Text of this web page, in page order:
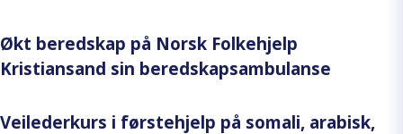
Økt beredskap på Norsk Folkehjelp
Kristiansand sin beredskapsambulanse
Veilederkurs i førstehjelp på somali, arabisk,